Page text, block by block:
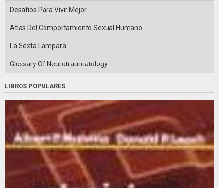
Desafios Para Vivir Mejor
Atlas Del Comportamiento Sexual Humano
La Sexta Lámpara
Glossary Of Neurotraumatology
LIBROS POPULARES